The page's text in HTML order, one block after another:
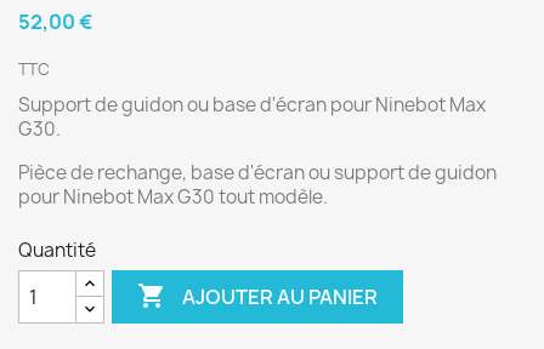
52,00 €
TTC
Support de guidon ou base d'écran pour Ninebot Max
G30.
Pièce de rechange, base d'écran ou support de guidon
pour Ninebot Max G30 tout modèle.
Quantité
 AJOUTER AU PANIER